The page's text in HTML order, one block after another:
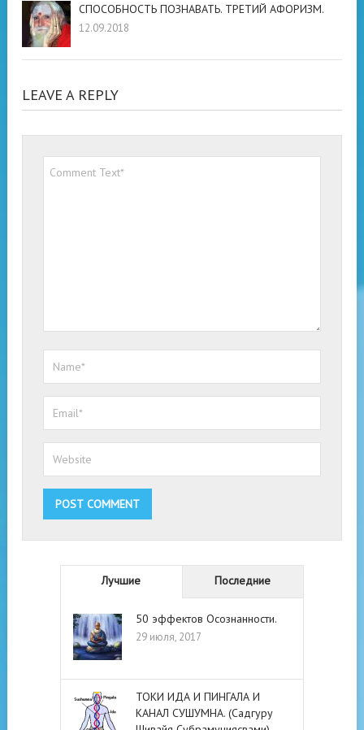
СПОСОБНОСТЬ ПОЗНАВАТЬ. ТРЕТИЙ АФОРИЗМ.
12.09.2018
LEAVE A REPLY
Лучшие Последние
50 эффектов Осознанности.
29 июля, 2017
ТОКИ ИДА И ПИНГАЛА И
КАНАЛ СУШУМНА. (Садгуру